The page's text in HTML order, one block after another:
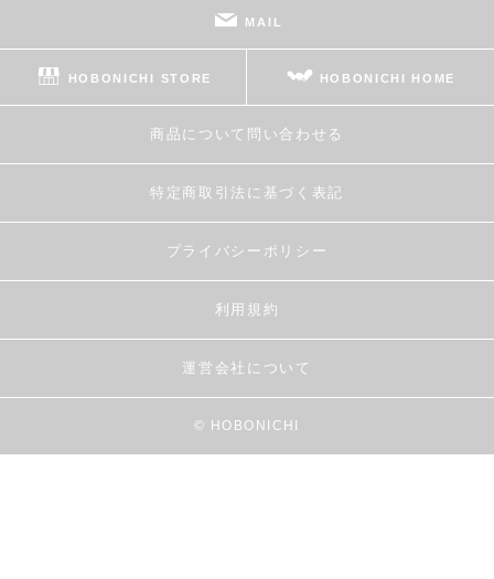
MAIL
HOBONICHI STORE HOBONICHI HOME
商品について問い合わせる
特定商取引法に基づく表記
プライバシーポリシー
利用規約
運営会社について
© HOBONICHI